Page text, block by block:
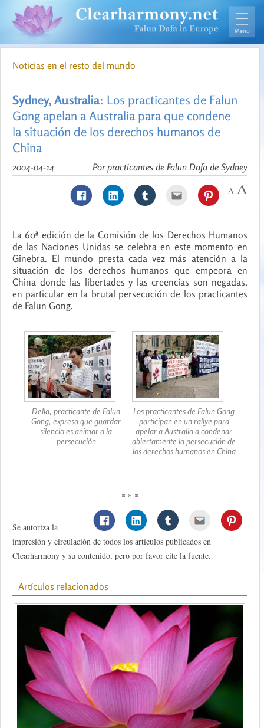
Noticias en el resto del mundo
Sydney, Australia: Los practicantes de Falun
Gong apelan a Australia para que condene
la situación de los derechos humanos de
China
Por practicantes de Falun Dafa de Sydney
2004-04-14
La 60ª edición de la Comisión de los Derechos Humanos
de las Naciones Unidas se celebra en este momento en
Ginebra. El mundo presta cada vez más atención a la
situación de los derechos humanos que empeora en
China donde las libertades y las creencias son negadas,
en particular en la brutal persecución de los practicantes
de Falun Gong.
Della, practicante de Falun
Gong, expresa que guardar
silencio es animar a la
persecución
Los practicantes de Falun Gong
participan en un rallye para
apelar a Australia a condenar
abiertamente la persecución de
los derechos humanos en China
* * *
Se autoriza la
impresión y circulación de todos los artículos publicados en
Clearharmony y su contenido, pero por favor cite la fuente.
Artículos relacionados